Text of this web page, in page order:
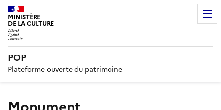
MINISTÈRE
DE LA CULTURE
POP
Plateforme ouverte du patrimoine